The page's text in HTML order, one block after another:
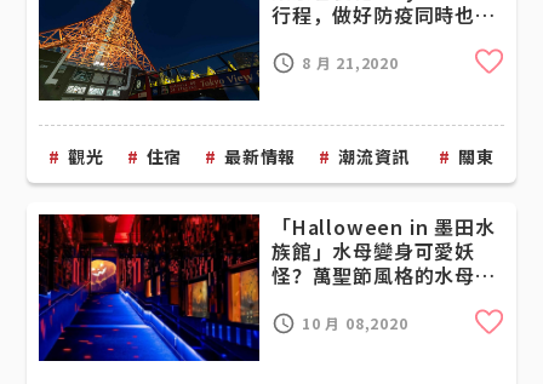
行程，做好防疫同時也能
8 月 21,2020
觀光 住宿 最新情報 潮流資訊 關東
「Halloween in 墨田水
族館」水母變身可愛妖
怪？萬聖節風格的水母展
10 月 08,2020